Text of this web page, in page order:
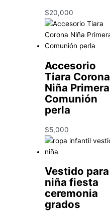
$20,000
Accesorio
Tiara Corona
Niña Primera
Comunión
perla
$5,000
Vestido para
niña fiesta
ceremonia
grados